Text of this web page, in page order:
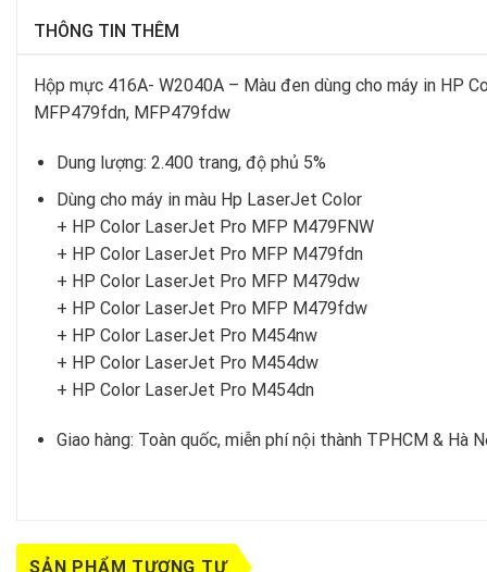
THÔNG TIN THÊM
Hộp mực 416A- W2040A – Màu đen dùng cho máy in HP
MFP479fdn, MFP479fdw
Dung lượng: 2.400 trang, độ phủ 5%
Dùng cho máy in màu Hp LaserJet Color
+ HP Color LaserJet Pro MFP M479FNW
+ HP Color LaserJet Pro MFP M479fdn
+ HP Color LaserJet Pro MFP M479dw
+ HP Color LaserJet Pro MFP M479fdw
+ HP Color LaserJet Pro M454nw
+ HP Color LaserJet Pro M454dw
+ HP Color LaserJet Pro M454dn
Giao hàng: Toàn quốc, miễn phí nội thành TPHCM & Hà
SẢN PHẨM TƯƠNG TỰ